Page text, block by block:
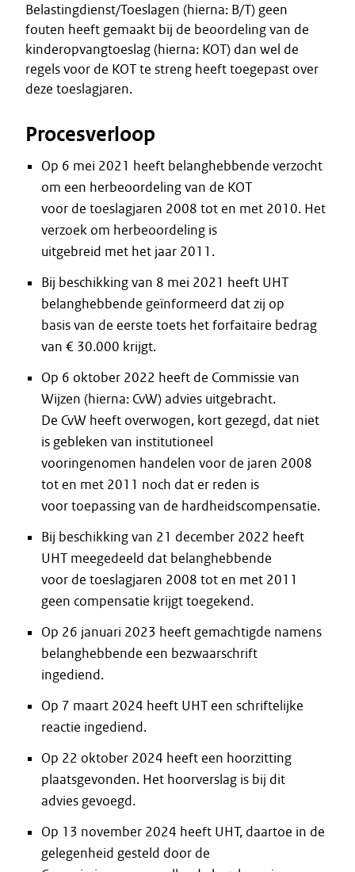
Belastingdienst/Toeslagen (hierna: B/T) geen
fouten heeft gemaakt bij de beoordeling van de
kinderopvangtoeslag (hierna: KOT) dan wel de
regels voor de KOT te streng heeft toegepast over
deze toeslagjaren.
Procesverloop
Op 6 mei 2021 heeft belanghebbende verzocht
om een herbeoordeling van de KOT
voor de toeslagjaren 2008 tot en met 2010. Het
verzoek om herbeoordeling is
uitgebreid met het jaar 2011.
Bij beschikking van 8 mei 2021 heeft UHT
belanghebbende geïnformeerd dat zij op
basis van de eerste toets het forfaitaire bedrag
van € 30.000 krijgt.
Op 6 oktober 2022 heeft de Commissie van
Wijzen (hierna: CvW) advies uitgebracht.
De CvW heeft overwogen, kort gezegd, dat niet
is gebleken van institutioneel
vooringenomen handelen voor de jaren 2008
tot en met 2011 noch dat er reden is
voor toepassing van de hardheidscompensatie.
Bij beschikking van 21 december 2022 heeft
UHT meegedeeld dat belanghebbende
voor de toeslagjaren 2008 tot en met 2011
geen compensatie krijgt toegekend.
Op 26 januari 2023 heeft gemachtigde namens
belanghebbende een bezwaarschrift
ingediend.
Op 7 maart 2024 heeft UHT een schriftelijke
reactie ingediend.
Op 22 oktober 2024 heeft een hoorzitting
plaatsgevonden. Het hoorverslag is bij dit
advies gevoegd.
Op 13 november 2024 heeft UHT, daartoe in de
gelegenheid gesteld door de